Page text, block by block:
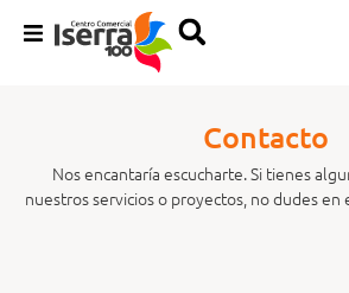
Entretenimiento
Contacto
Nos encantaría escucharte. Si tienes
nuestros servicios o proyectos, no dudes en